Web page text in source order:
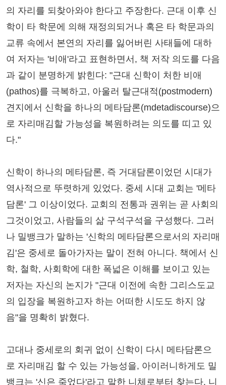
의 자리를 되찾아와야 한다고 주장한다. 근대 이후 신
학이 타 학문에 의해 재정의되거나 혹은 타 학문과의
교류 속에서 본연의 자리를 잃어버린 사태들에 대하
여 저자는 '비애'라고 표현하면서, 책 저작 의도를 다음
과 같이 분명하게 밝힌다: "근대 신학이 처한 비애
(pathos)를 극복하고, 아울러 탈근대적(postmodern)
견지에서 신학을 하나의 메타담론(mdetadiscourse)으
로 자리매김할 가능성을 복원하려는 의도를 띠고 있
다."
신학이 하나의 메타담론, 즉 거대담론이었던 시대가
역사적으로 뚜렷하게 있었다. 중세 시대 교회는 '메타
담론' 그 이상이었다. 교회의 전통과 권위는 곧 사회의
그것이었고, 사람들의 삶 구석구석을 구성했다. 그러
나 밀뱅크가 말하는 '신학의 메타담론으로서의 자리매
김'은 중세로 돌아가자는 말이 전혀 아니다. 책에서 신
학, 철학, 사회학에 대한 폭넓은 이해를 보이고 있는
저자는 자신의 논지가 "근대 이전에 속한 그리스도교
의 입장을 복원하고자 하는 어떠한 시도도 하지 않
음"을 명확히 밝혔다.
고대나 중세로의 회귀 없이 신학이 다시 메타담론으
로 자리매김 할 수 있는 가능성을, 아이러니하게도 밀
뱅크는 '신은 죽었다'라고 말한 니체로부터 찾는다. 니